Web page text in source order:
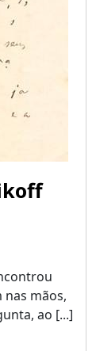
nas mãos,
ao [...]